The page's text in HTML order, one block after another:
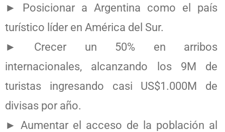
► Posicionar a Argentina como el país
turístico líder en América del Sur.
► Crecer un 50% en arribos
internacionales, alcanzando los 9M de
turistas ingresando casi US$1.000M de
divisas por año.
► Aumentar el acceso de la población al